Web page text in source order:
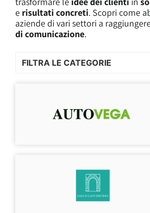
e risultati concreti. Scopri come
aziende di vari settori a
di comunicazione.
FILTRA LE CATEGORIE